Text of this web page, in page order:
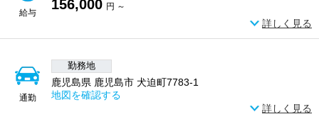
給与
156,000 円 ～
詳しく見る
通勤
勤務地
鹿児島県 鹿児島市 犬迫町7783-1
地図を確認する
詳しく見る